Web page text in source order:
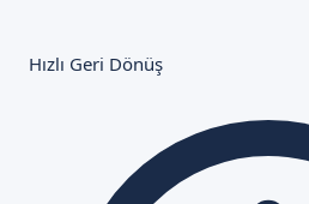
Hızlı Geri Dönüş